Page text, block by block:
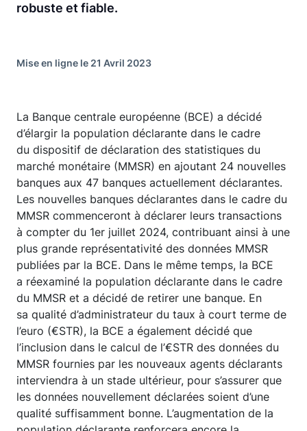
robuste et fiable.
Mise en ligne le 21 Avril 2023
La Banque centrale européenne (BCE) a décidé
d’élargir la population déclarante dans le cadre
du dispositif de déclaration des statistiques du
marché monétaire (MMSR) en ajoutant 24 nouvelles
banques aux 47 banques actuellement déclarantes.
Les nouvelles banques déclarantes dans le cadre du
MMSR commenceront à déclarer leurs transactions
à compter du 1er juillet 2024, contribuant ainsi à une
plus grande représentativité des données MMSR
publiées par la BCE. Dans le même temps, la BCE
a réexaminé la population déclarante dans le cadre
du MMSR et a décidé de retirer une banque. En
sa qualité d’administrateur du taux à court terme de
l’euro (€STR), la BCE a également décidé que
l’inclusion dans le calcul de l’€STR des données du
MMSR fournies par les nouveaux agents déclarants
interviendra à un stade ultérieur, pour s’assurer que
les données nouvellement déclarées soient d’une
qualité suffisamment bonne. L’augmentation de la